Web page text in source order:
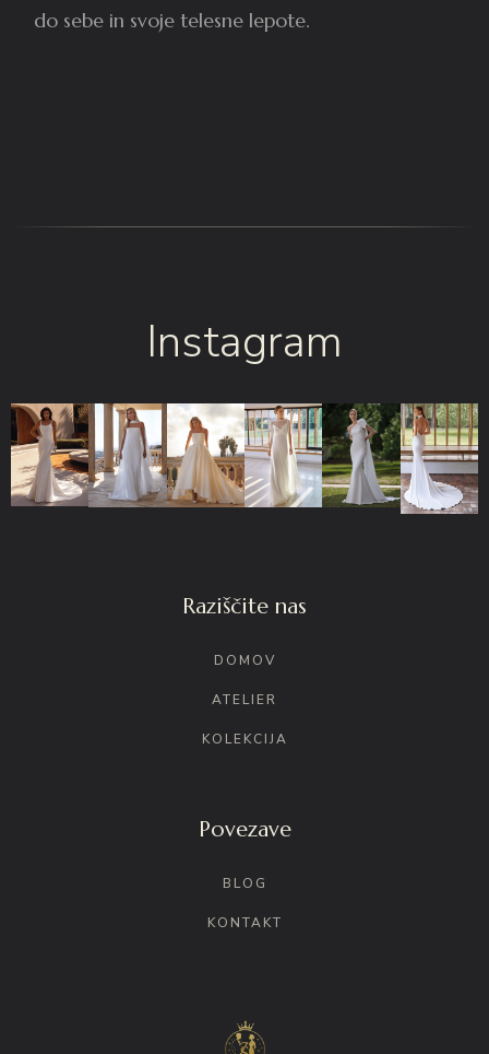
do sebe in svoje telesne lepote.
Instagram
Raziščite nas
DOMOV
ATELIER
KOLEKCIJA
Povezave
BLOG
KONTAKT